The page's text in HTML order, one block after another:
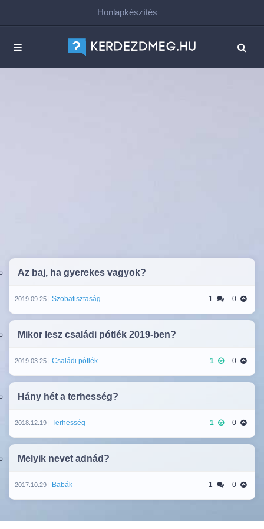
Honlapkészítés
Az baj, ha gyerekes vagyok?
2019.09.25 | Szobatisztaság 1 0
Mikor lesz családi pótlék 2019-ben?
2019.03.25 | Családi pótlék 1 0
Hány hét a terhesség?
2018.12.19 | Terhesség 1 0
Melyik nevet adnád?
2017.10.29 | Babák 1 0